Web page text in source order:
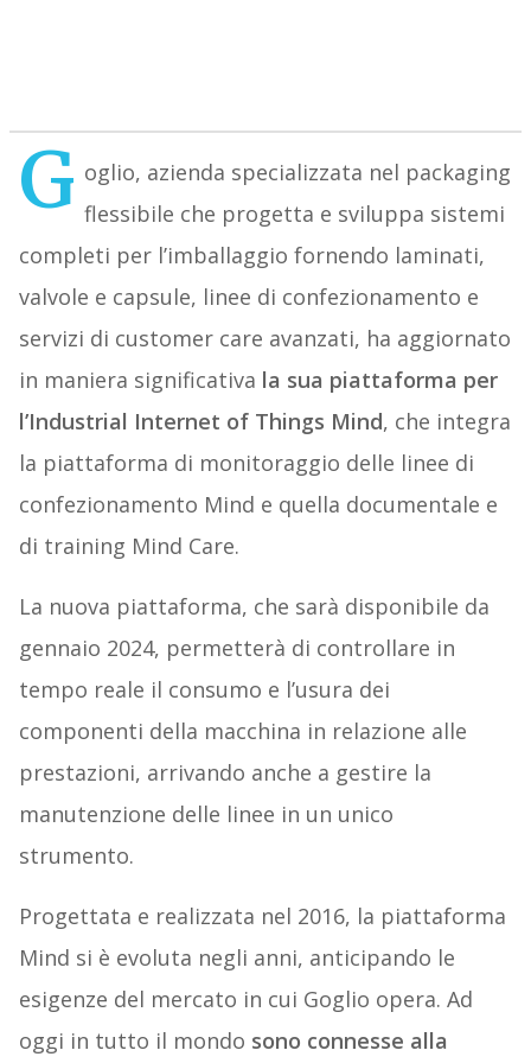
G oglio, azienda specializzata nel packaging
flessibile che progetta e sviluppa sistemi
completi per l’imballaggio fornendo laminati,
valvole e capsule, linee di confezionamento e
servizi di customer care avanzati, ha aggiornato
in maniera significativa la sua piattaforma per
l’Industrial Internet of Things Mind, che integra
la piattaforma di monitoraggio delle linee di
confezionamento Mind e quella documentale e
di training Mind Care.
La nuova piattaforma, che sarà disponibile da
gennaio 2024, permetterà di controllare in
tempo reale il consumo e l’usura dei
componenti della macchina in relazione alle
prestazioni, arrivando anche a gestire la
manutenzione delle linee in un unico
strumento.
Progettata e realizzata nel 2016, la piattaforma
Mind si è evoluta negli anni, anticipando le
esigenze del mercato in cui Goglio opera. Ad
oggi in tutto il mondo sono connesse alla